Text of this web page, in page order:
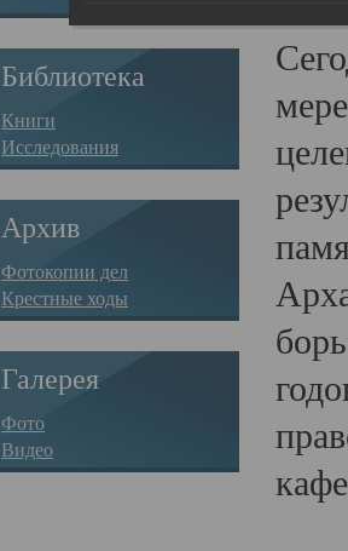
Библиотека
Книги
Исследования
Архив
Фотокопии дел
Крестные ходы
Галерея
Фото
Видео